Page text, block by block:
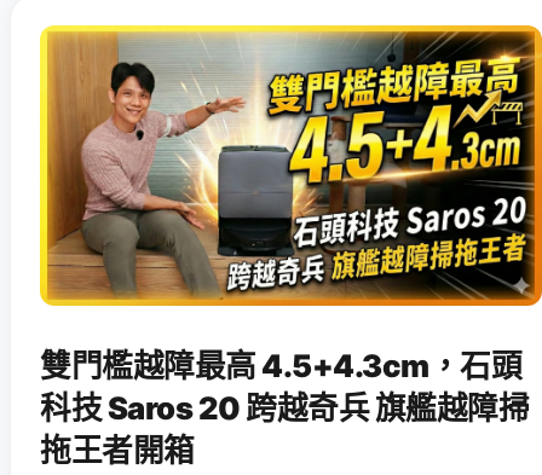
雙門檻越障最高 4.5+4.3cm，石頭
科技 Saros 20 跨越奇兵 旗艦越障掃
拖王者開箱